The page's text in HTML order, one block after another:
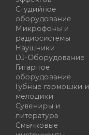
Студийное
оборудование
Микрофоны и
радиосистемы
Наушники
DJ-Оборудование
Гитарное
оборудование
Губные гармошки и
мелодики
Сувениры и
литература
Смычковые